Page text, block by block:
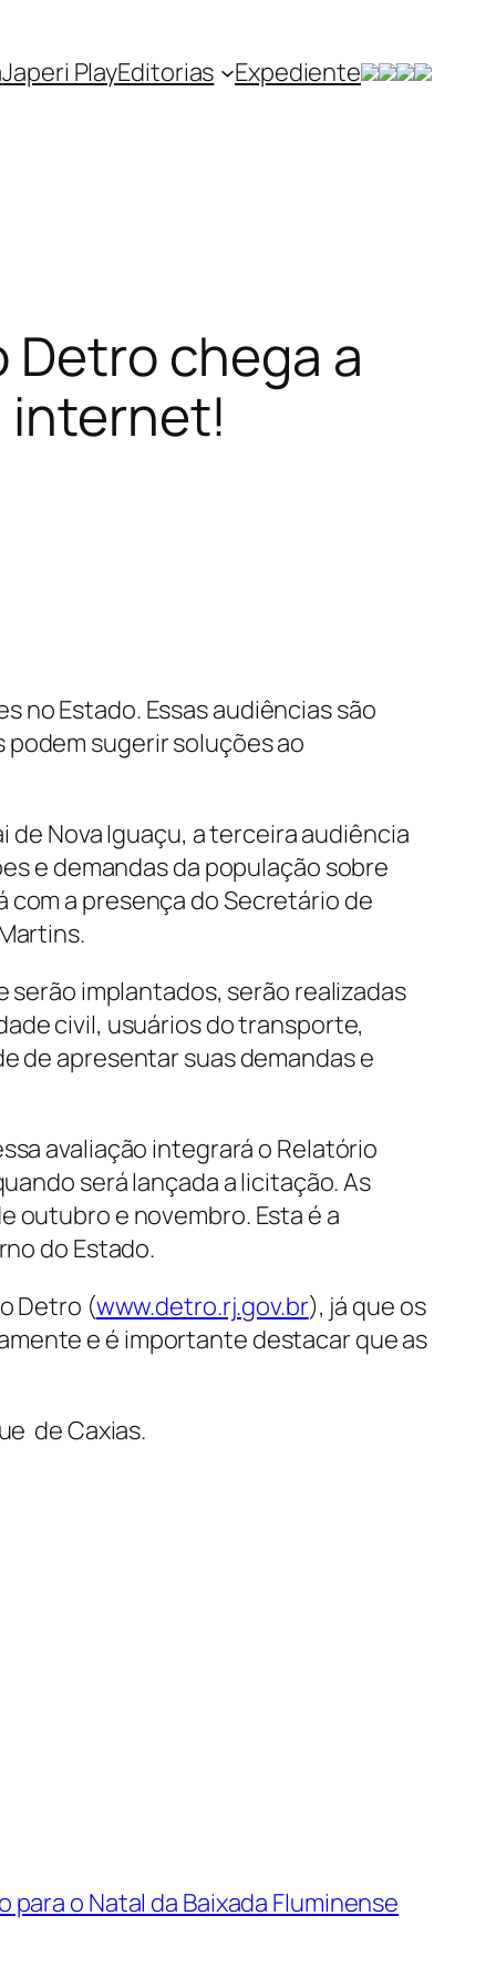
Japeri PlayEditorias Expediente
Detro chega a
internet!
no Estado. Essas audiências são
sugerir soluções ao
Nova Iguaçu, a terceira audiência
e demandas da população sobre
a presença do Secretário de
implantados, serão realizadas
civil, usuários do transporte,
de apresentar suas demandas e
avaliação integrará o Relatório
será lançada a licitação. As
outubro e novembro. Esta é a
do Estado.
Detro (www.detro.rj.gov.br), já que os
e é importante destacar que as
de Caxias.
o Natal da Baixada Fluminense